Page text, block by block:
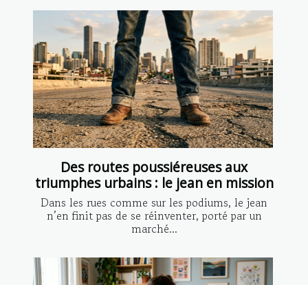
Des routes poussiéreuses aux
triumphes urbains : le jean en mission
Dans les rues comme sur les podiums, le jean
n’en finit pas de se réinventer, porté par un
marché...